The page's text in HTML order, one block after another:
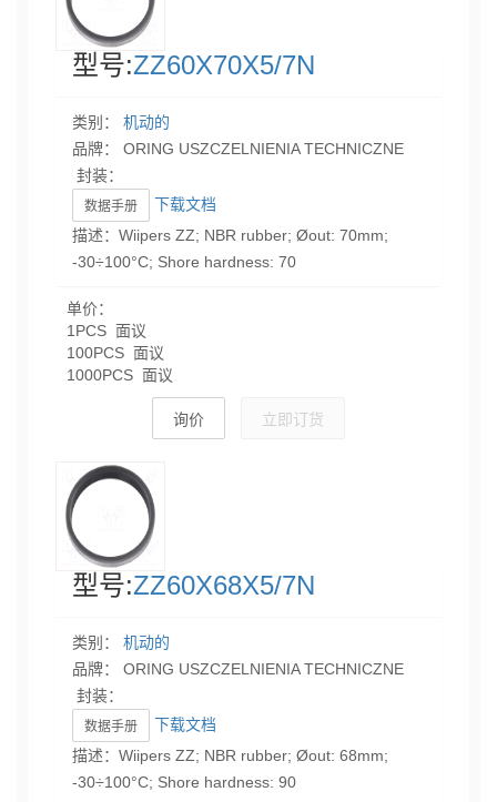
型号:ZZ60X70X5/7N
类别： 机动的
品牌： ORING USZCZELNIENIA TECHNICZNE
封装：
数据手册
下载文档
描述：Wiipers ZZ; NBR rubber; Øout: 70mm;
-30÷100°C; Shore hardness: 70
单价：
1PCS 面议
100PCS 面议
1000PCS 面议
询价 立即订货
型号:ZZ60X68X5/7N
类别： 机动的
品牌： ORING USZCZELNIENIA TECHNICZNE
封装：
数据手册
下载文档
描述：Wiipers ZZ; NBR rubber; Øout: 68mm;
-30÷100°C; Shore hardness: 90